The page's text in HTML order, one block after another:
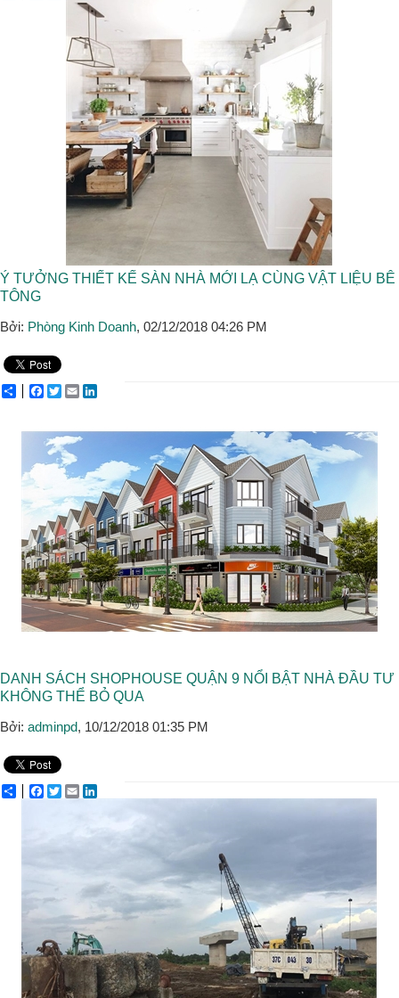
Ý TƯỞNG THIẾT KẾ SÀN NHÀ MỚI LẠ CÙNG VẬT LIỆU BÊ
TÔNG
Bởi: Phòng Kinh Doanh, 02/12/2018 04:26 PM
ShareFacebook
Twitter
Email
DANH SÁCH SHOPHOUSE QUẬN 9 NỔI BẬT NHÀ ĐẦU TƯ
KHÔNG THỂ BỎ QUA
Bởi: adminpd, 10/12/2018 01:35 PM
ShareFacebook
Twitter
Email